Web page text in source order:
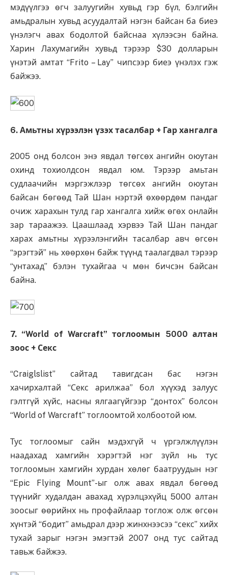
мэдүүлгээ өгч залуугийн хувьд гэр бүл, бэлгийн
амьдралын хувьд асуудалтай нэгэн байсан ба биеэ
үнэлэгч авах бодолтой байснаа хүлээсэн байна.
Харин Лахумагийн хувьд тэрээр $30 долларын
үнэтэй амтат “Frito – Lay” чипсээр биеэ үнэлэх гэж
байжээ.
6. Амьтны хүрээлэн үзэх тасалбар + Гар хангалга
2005 онд болсон энэ явдал төгсөх ангийн оюутан
охинд тохиолдсон явдал юм. Тэрээр амьтан
судлаачийн мэргэжлээр төгсөх ангийн оюутан
байсан бөгөөд Тай Шан нэртэй өхөөрдөм пандаг
очиж харахын тулд гар хангалга хийж өгөх онлайн
зар тараажээ. Цаашлаад хэрвээ Тай Шан пандаг
харах амьтны хүрээлэнгийн тасалбар авч өгсөн
“эрэгтэй” нь хөөрхөн байж түүнд таалагдвал тэрээр
“унтахад” бэлэн тухайгаа ч мөн бичсэн байсан
байна.
7. “World of Warcraft” тоглоомын 5000 алтан
зоос + Секс
“Craiglslist” сайтад тавигдсан бас нэгэн
хачирхалтай “Секс арилжаа” бол хүүхэд залуус
гэлтгүй хүйс, насны ялгаагүйгээр “донтох” болсон
“World of Warcraft” тоглоомтой холбоотой юм.
Тус тоглоомыг сайн мэдэхгүй ч үргэлжлүүлэн
наадахад хамгийн хэрэгтэй нэг зүйл нь тус
тоглоомын хамгийн хурдан хөлөг баатруудын нэг
“Epic Flying Mount”-ыг олж авах явдал бөгөөд
түүнийг худалдан авахад хүрэлцэхүйц 5000 алтан
зоосыг өөрийнх нь профайлаар тоглож олж өгсөн
хүнтэй “бодит” амьдрал дээр жинхнээсээ “секс” хийх
тухай зарыг нэгэн эмэгтэй 2007 онд тус сайтад
тавьж байжээ.